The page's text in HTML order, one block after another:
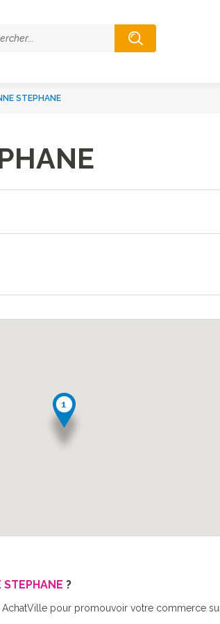
STEPHANE
STEPHANE ?
pour promouvoir votre commerce